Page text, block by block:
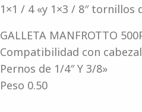
1×1 / 4 «y 1×3 / 8″
GALLETA MANFROTTO
Compatibilidad con
Pernos de 1/4″ Y 3/8»
Peso 0.50